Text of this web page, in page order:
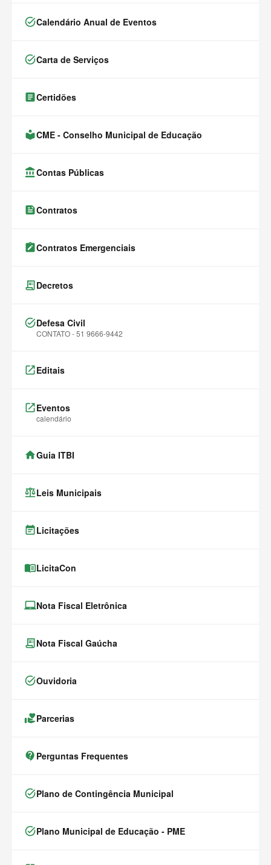
task_altCalendário Anual de Eventos
task_altCarta de Serviços
articleCertidões
local_libraryCME - Conselho Municipal de Educação
account_balanceContas Públicas
feedContratos
note_altContratos Emergenciais
receipt_long Decretos
task_altDefesa Civil
CONTATO - 51 9666-9442
launchEditais
launchEventos
calendário
homeGuia ITBI
balanceLeis Municipais
event_noteLicitações
menu_bookLicitaCon
laptop_chromebookNota Fiscal Eletrônica
receipt_long Nota Fiscal Gaúcha
task_altOuvidoria
volunteer_activismParcerias
contact_support Perguntas Frequentes
task_altPlano de Contingência Municipal
task_altPlano Municipal de Educação - PME